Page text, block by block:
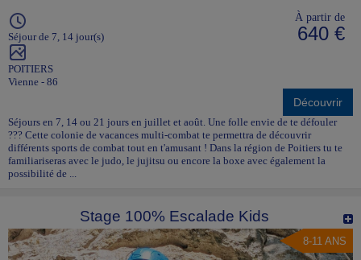
Séjour de 7, 14 jour(s)
POITIERS
Vienne - 86
À partir de
640 €
Découvrir
Séjours en 7, 14 ou 21 jours en juillet et août. Une folle envie de te défouler
??? Cette colonie de vacances multi-combat te permettra de découvrir
différents sports de combat tout en t'amusant ! Dans la région de Poitiers tu te
familiariseras avec le judo, le jujitsu ou encore la boxe avec également la
possibilité de ...
Stage 100% Escalade Kids
8-11 ANS